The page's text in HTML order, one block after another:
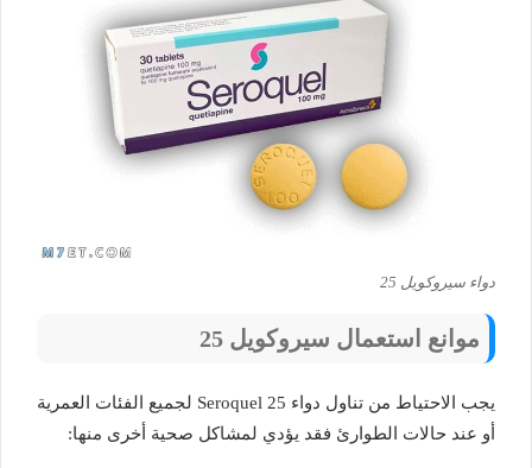
دواء سيروكويل 25
موانع استعمال سيروكويل 25
يجب الاحتياط من تناول دواء Seroquel 25 لجميع الفئات العمرية
أو عند حالات الطوارئ فقد يؤدي لمشاكل صحية أخرى منها: